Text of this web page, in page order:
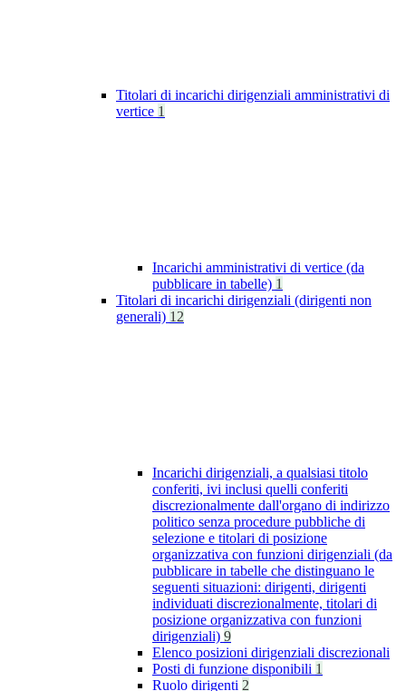
Titolari di incarichi dirigenziali amministrativi di
vertice 1
Incarichi amministrativi di vertice (da
pubblicare in tabelle) 1
Titolari di incarichi dirigenziali (dirigenti non
generali) 12
Incarichi dirigenziali, a qualsiasi titolo
conferiti, ivi inclusi quelli conferiti
discrezionalmente dall'organo di indirizzo
politico senza procedure pubbliche di
selezione e titolari di posizione
organizzativa con funzioni dirigenziali (da
pubblicare in tabelle che distinguano le
seguenti situazioni: dirigenti, dirigenti
individuati discrezionalmente, titolari di
posizione organizzativa con funzioni
dirigenziali) 9
Elenco posizioni dirigenziali discrezionali
Posti di funzione disponibili 1
Ruolo dirigenti 2